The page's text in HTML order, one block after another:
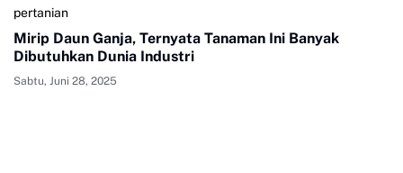
pertanian
Mirip Daun Ganja, Ternyata Tanaman Ini Banyak
Dibutuhkan Dunia Industri
Sabtu, Juni 28, 2025